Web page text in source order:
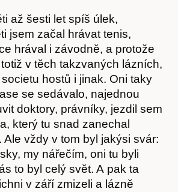
až šesti let spíš úlek,
jsem začal hrávat tenis,
hrával i závodně, a protože
v těch takzvaných lázních,
hostů i jinak. Oni taky
se sedávalo, najednou
doktory, právníky, jezdil sem
který tu snad zanechal
Ale vždy v tom byl jakýsi svár:
my nářečím, oni tu byli
to byl celý svět. A pak ta
v září zmizeli a lázně